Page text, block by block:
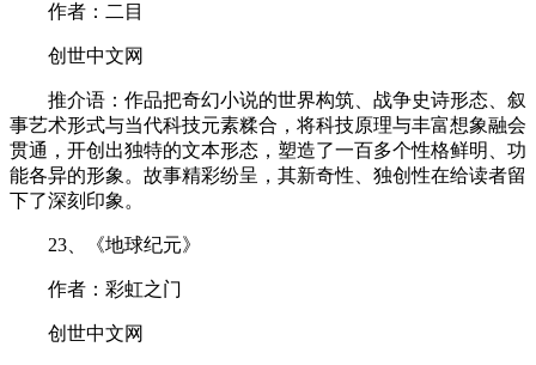
作者：二目
创世中文网
推介语：作品把奇幻小说的世界构筑、战争史诗形态、叙
事艺术形式与当代科技元素糅合，将科技原理与丰富想象融会
贯通，开创出独特的文本形态，塑造了一百多个性格鲜明、功
能各异的形象。故事精彩纷呈，其新奇性、独创性在给读者留
下了深刻印象。
23、《地球纪元》
作者：彩虹之门
创世中文网